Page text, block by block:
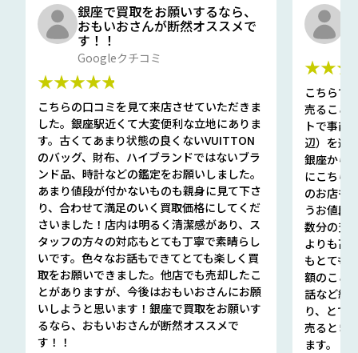
銀座で買取をお願いするなら、
おもいおさんが断然オススメで
す！！
Googleクチコミ
★★★★★
こちらの口コミを見て来店させていただきま
した。銀座駅近くて大変便利な立地にありま
す。古くてあまり状態の良くないVUITTON
のバッグ、財布、ハイブランドではないブラ
ンド品、時計などの鑑定をお願いしました。
あまり値段が付かないものも親身に見て下さ
り、合わせて満足のいく買取価格にしてくだ
さいました！店内は明るく清潔感があり、ス
タッフの方々の対応もとても丁寧で素晴らし
いです。色々なお話もできてとても楽しく買
取をお願いできました。他店でも売却したこ
とがありますが、今後はおもいおさんにお願
いしようと思います！銀座で買取をお願いす
るなら、おもいおさんが断然オススメで
す！！
こちらで
売ること
トで事前
辺）を選
銀座から
にこちら
のお店も
うお値段
数分の査
よりも高
もとても
額のこと
話など細
り、とて
売るとき
ます。